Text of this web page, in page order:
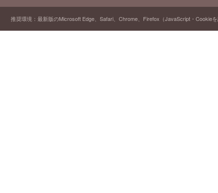
推奨環境：最新版のMicrosoft Edge、Safari、Chrome、Firefox（JavaScript・Cookie